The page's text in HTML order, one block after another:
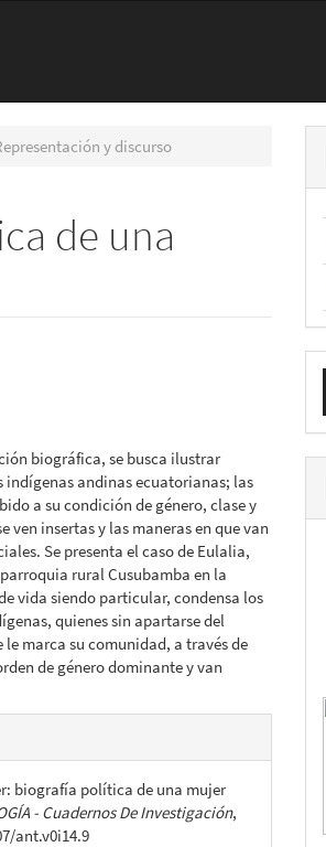
y discurso
de una
biográfica, se busca ilustrar
indígenas andinas ecuatorianas; las
a su condición de género, clase y
ven insertas y las maneras en que van
Se presenta el caso de Eulalia,
rural Cusubamba en la
vida siendo particular, condensa los
quienes sin apartarse del
marca su comunidad, a través de
de género dominante y van
biografía política de una mujer
- Cuadernos De Investigación,
ant.v0i14.9